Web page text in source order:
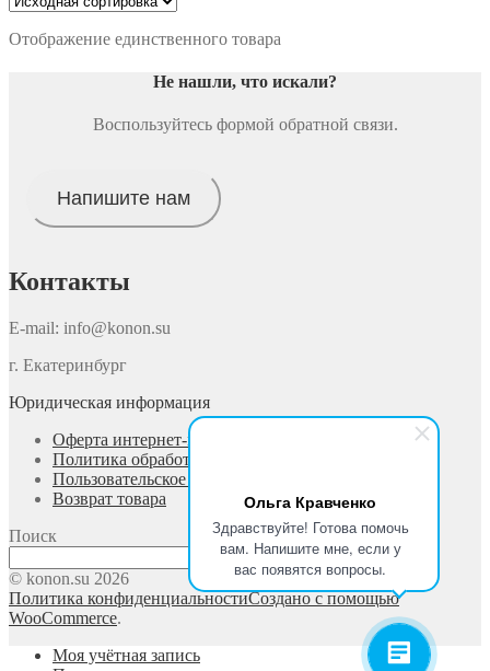
Ольга Кравченко
Здравствуйте! Готова помочь
вам. Напишите мне, если у
вас появятся вопросы.
вариаций.
можно
на
странице
Отображение единственного товара
Не нашли, что искали?
Воспользуйтесь формой обратной связи.
Напишите нам
Контакты
E-mail: info@konon.su
г. Екатеринбург
Юридическая информация
Оферта интернет-магазина
Политика обработки персональных данных
Пользовательское соглашение
Возврат товара
Поиск
Поиск
© konon.su 2026
Политика конфиденциальностиСоздано с помощью
WooCommerce.
Моя учётная запись